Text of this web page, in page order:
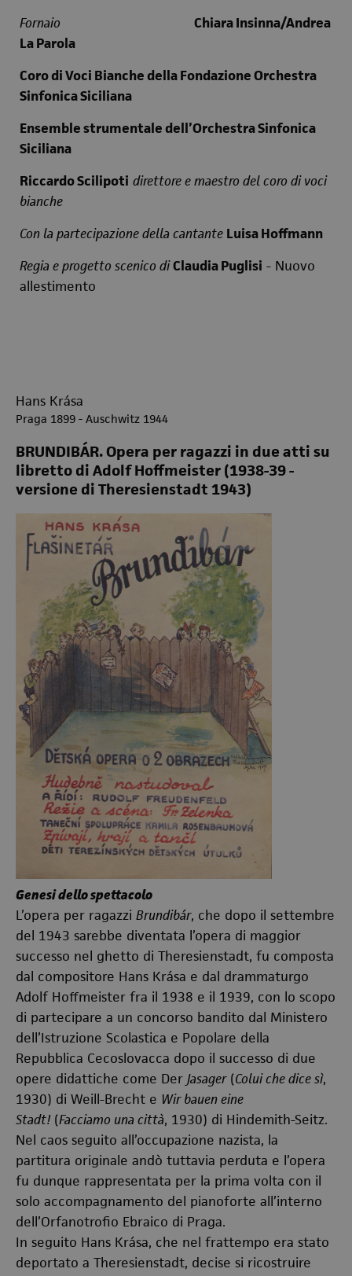
Fornaio
Chiara Insinna/Andrea
La Parola
Coro di Voci Bianche della Fondazione Orchestra
Sinfonica Siciliana
Ensemble strumentale dell’Orchestra Sinfonica
Siciliana
Riccardo Scilipoti direttore e maestro del coro di voci
bianche
Con la partecipazione della cantante Luisa Hoffmann
Regia e progetto scenico diClaudia Puglisi - Nuovo
allestimento
Hans Krása
Praga 1899 - Auschwitz 1944
BRUNDIBÁR. Opera per ragazzi in due atti su
libretto di Adolf Hoffmeister (1938-39 -
versione di Theresienstadt 1943)
Genesi dello spettacolo
L’opera per ragazzi Brundibár, che dopo il settembre
del 1943 sarebbe diventata l’opera di maggior
successo nel ghetto di Theresienstadt, fu composta
dal compositore Hans Krása e dal drammaturgo
Adolf Hoffmeister fra il 1938 e il 1939, con lo scopo
di partecipare a un concorso bandito dal Ministero
dell’Istruzione Scolastica e Popolare della
Repubblica Cecoslovacca dopo il successo di due
opere didattiche come Der Jasager(Colui che dice sì,
1930) di Weill-Brecht e Wir bauen eine
Stadt!(Facciamo una città, 1930) di Hindemith-Seitz.
Nel caos seguito all’occupazione nazista, la
partitura originale andò tuttavia perduta e l’opera
fu dunque rappresentata per la prima volta con il
solo accompagnamento del pianoforte all’interno
dell’Orfanotrofio Ebraico di Praga.
In seguito Hans Krása, che nel frattempo era stato
deportato a Theresienstadt, decise si ricostruire